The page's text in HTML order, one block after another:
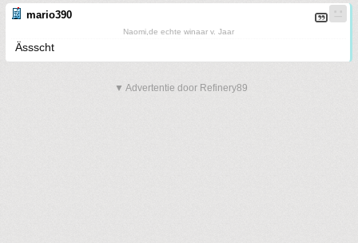
mario390
Naomi,de echte winaar v. Jaar
Ässscht
▼ Advertentie door Refinery89